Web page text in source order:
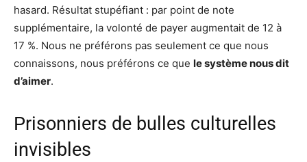
hasard. Résultat stupéfiant : par point de note
supplémentaire, la volonté de payer augmentait de 12 à
17 %. Nous ne préférons pas seulement ce que nous
connaissons, nous préférons ce que le système nous dit
d’aimer.
Prisonniers de bulles culturelles
invisibles